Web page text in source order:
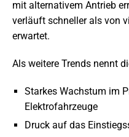
mit alternativem Antrieb
verläuft schneller als von
erwartet.
Als weitere Trends nennt
Starkes Wachstum im
Elektrofahrzeuge
Druck auf das